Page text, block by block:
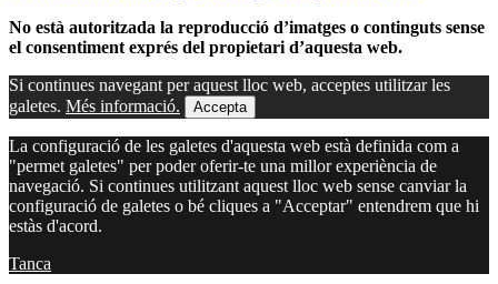
No està autoritzada la reproducció d’imatges o continguts sense
el consentiment exprés del propietari d’aquesta web.
Si continues navegant per aquest lloc web, acceptes utilitzar les
galetes. Més informació. Accepta
La configuració de les galetes d'aquesta web està definida com a
"permet galetes" per poder oferir-te una millor experiència de
navegació. Si continues utilitzant aquest lloc web sense canviar la
configuració de galetes o bé cliques a "Acceptar" entendrem que hi
estàs d'acord.
Tanca